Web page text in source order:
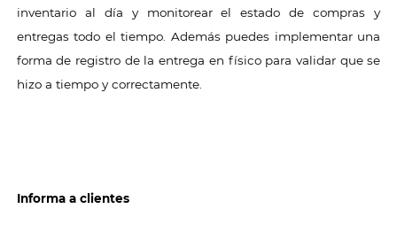
inventario al día y monitorear el estado de compras y
entregas todo el tiempo. Además puedes implementar una
forma de registro de la entrega en físico para validar que se
hizo a tiempo y correctamente.
Informa a clientes